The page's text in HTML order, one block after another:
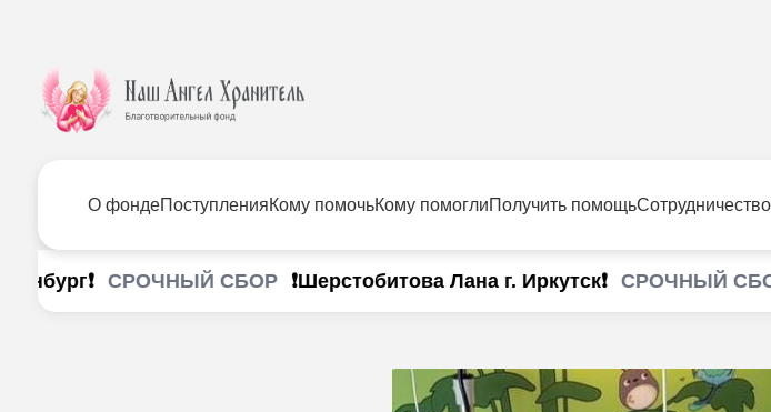
О фондеПоступленияКому помочьКому помоглиПолучить помощьСотрудничество
СРОЧНЫЙ СБОР ❗Шерстобитова Лана г. Иркутск❗ СРОЧНЫЙ СБОР